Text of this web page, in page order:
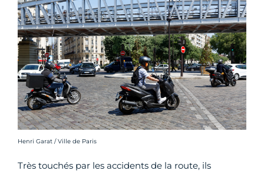
Crédit photo :
Henri Garat / Ville de Paris
Très touchés par les accidents de la route, ils